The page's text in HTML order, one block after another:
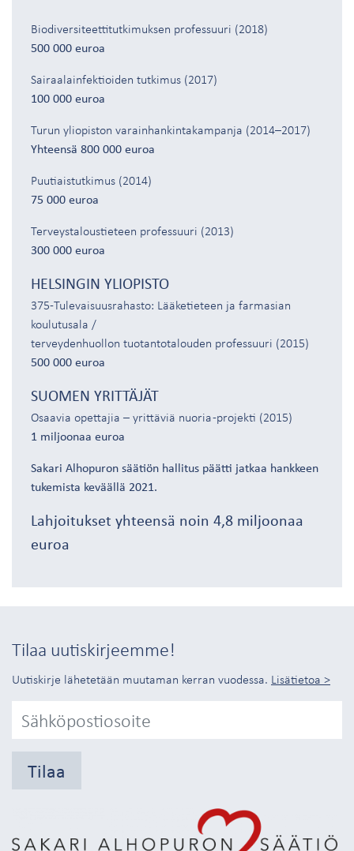
Biodiversiteettitutkimuksen professuuri (2018)
500 000 euroa
Sairaalainfektioiden tutkimus (2017)
100 000 euroa
Turun yliopiston varainhankintakampanja (2014–2017)
Yhteensä 800 000 euroa
Puutiaistutkimus (2014)
75 000 euroa
Terveystaloustieteen professuuri (2013)
300 000 euroa
HELSINGIN YLIOPISTO
375-Tulevaisuusrahasto: Lääketieteen ja farmasian
koulutusala /
terveydenhuollon tuotantotalouden professuuri (2015)
500 000 euroa
SUOMEN YRITTÄJÄT
Osaavia opettajia – yrittäviä nuoria -projekti (2015)
1 miljoonaa euroa
Sakari Alhopuron säätiön hallitus päätti jatkaa hankkeen
tukemista keväällä 2021.
Lahjoitukset yhteensä noin 4,8 miljoonaa
euroa
Tilaa uutiskirjeemme!
Uutiskirje lähetetään muutaman kerran vuodessa. Lisätietoa >
Tilaa